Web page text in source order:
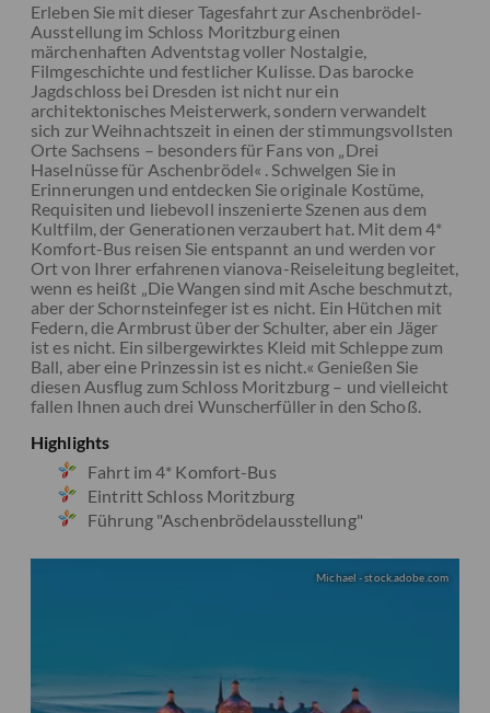
Erleben Sie mit dieser Tagesfahrt zur Aschenbrödel-
Ausstellung im Schloss Moritzburg einen
märchenhaften Adventstag voller Nostalgie,
Filmgeschichte und festlicher Kulisse. Das barocke
Jagdschloss bei Dresden ist nicht nur ein
architektonisches Meisterwerk, sondern verwandelt
sich zur Weihnachtszeit in einen der stimmungsvollsten
Orte Sachsens – besonders für Fans von „Drei
Haselnüsse für Aschenbrödel« . Schwelgen Sie in
Erinnerungen und entdecken Sie originale Kostüme,
Requisiten und liebevoll inszenierte Szenen aus dem
Kultfilm, der Generationen verzaubert hat. Mit dem 4*
Komfort-Bus reisen Sie entspannt an und werden vor
Ort von Ihrer erfahrenen vianova-Reiseleitung begleitet,
wenn es heißt „Die Wangen sind mit Asche beschmutzt,
aber der Schornsteinfeger ist es nicht. Ein Hütchen mit
Federn, die Armbrust über der Schulter, aber ein Jäger
ist es nicht. Ein silbergewirktes Kleid mit Schleppe zum
Ball, aber eine Prinzessin ist es nicht.« Genießen Sie
diesen Ausflug zum Schloss Moritzburg – und vielleicht
fallen Ihnen auch drei Wunscherfüller in den Schoß.
Highlights
Fahrt im 4* Komfort-Bus
Eintritt Schloss Moritzburg
Führung "Aschenbrödelausstellung"
Michael - stock.adobe.com